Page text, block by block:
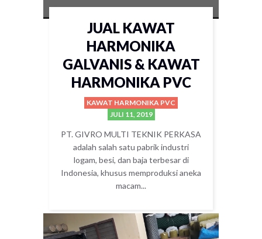
JUAL KAWAT
HARMONIKA
GALVANIS & KAWAT
HARMONIKA PVC
KAWAT HARMONIKA PVC
JULI 11, 2019
PT. GIVRO MULTI TEKNIK PERKASA
adalah salah satu pabrik industri
logam, besi, dan baja terbesar di
Indonesia, khusus memproduksi aneka
macam...